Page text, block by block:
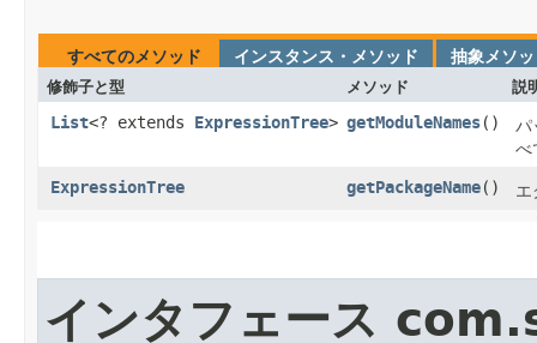
すべてのメソッド インスタンス・メソッド 抽象メソ
修飾子と型 メソッド 説
List<? extends ExpressionTree> getModuleNames()
パ
べ
ExpressionTree getPackageName() エ
インタフェース